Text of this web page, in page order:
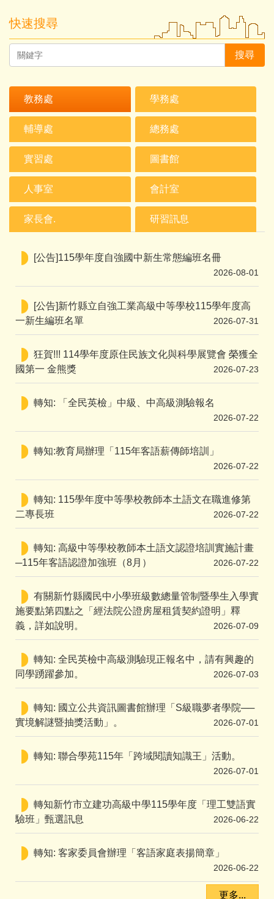
快速搜尋
搜尋
教務處 學務處
輔導處 總務處
實習處 圖書館
人事室 會計室
家長會. 研習訊息
[公告]115學年度自強國中新生常態編班名冊
2026-08-01
[公告]新竹縣立自強工業高級中等學校115學年度高
一新生編班名單
2026-07-31
狂賀!!! 114學年度原住民族文化與科學展覽會 榮獲全
國第一 金熊獎
2026-07-23
轉知: 「全民英檢」中級、中高級測驗報名
2026-07-22
轉知:教育局辦理「115年客語薪傳師培訓」
2026-07-22
轉知: 115學年度中等學校教師本土語文在職進修第
二專長班
2026-07-22
轉知: 高級中等學校教師本土語文認證培訓實施計畫
─115年客語認證加強班（8月）
2026-07-22
有關新竹縣國民中小學班級數總量管制暨學生入學實
施要點第四點之「經法院公證房屋租賃契約證明」釋
義，詳如說明。
2026-07-09
轉知: 全民英檢中高級測驗現正報名中，請有興趣的
同學踴躍參加。
2026-07-03
轉知: 國立公共資訊圖書館辦理「S級職夢者學院──
實境解謎暨抽獎活動」。
2026-07-01
轉知: 聯合學苑115年「跨域閱讀知識王」活動。
2026-07-01
轉知新竹市立建功高級中學115學年度「理工雙語實
驗班」甄選訊息
2026-06-22
轉知: 客家委員會辦理「客語家庭表揚簡章」
2026-06-22
更多...